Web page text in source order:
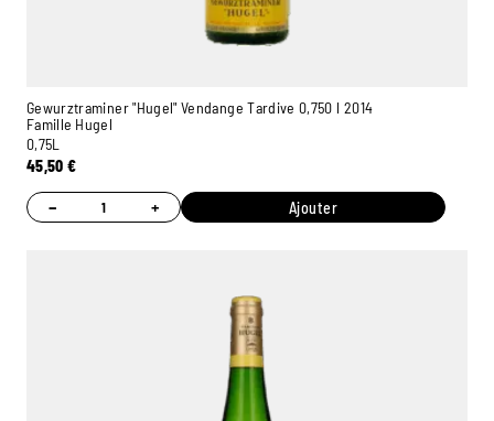
Gewurztraminer "Hugel" Vendange Tardive 0,750 l 2014
Famille Hugel
0,75L
45,50€
− + Ajouter